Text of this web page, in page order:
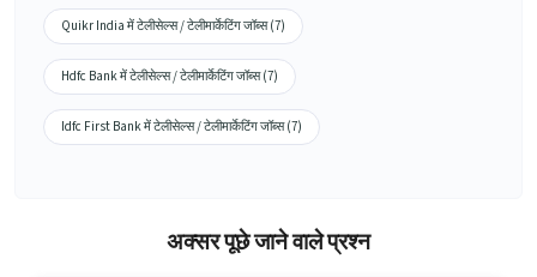
Quikr India में टेलीसेल्स / टेलीमार्केटिंग जॉब्स (7)
Hdfc Bank में टेलीसेल्स / टेलीमार्केटिंग जॉब्स (7)
Idfc First Bank में टेलीसेल्स / टेलीमार्केटिंग जॉब्स (7)
अक्सर पूछे जाने वाले प्रश्न